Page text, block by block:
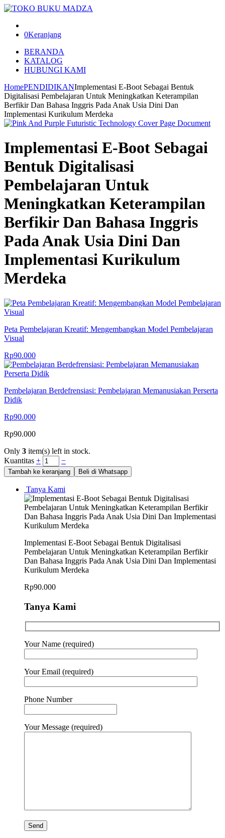
0Keranjang
BERANDA
KATALOG
HUBUNGI KAMI
HomePENDIDIKANImplementasi E-Boot Sebagai Bentuk
Digitalisasi Pembelajaran Untuk Meningkatkan Keterampilan
Berfikir Dan Bahasa Inggris Pada Anak Usia Dini Dan
Implementasi Kurikulum Merdeka
Implementasi E-Boot Sebagai
Bentuk Digitalisasi
Pembelajaran Untuk
Meningkatkan Keterampilan
Berfikir Dan Bahasa Inggris
Pada Anak Usia Dini Dan
Implementasi Kurikulum
Merdeka
Peta Pembelajaran Kreatif: Mengembangkan Model Pembelajaran
Visual
Rp90.000
Pembelajaran Berdefrensiasi: Pembelajaran Memanusiakan Perserta
Didik
Rp90.000
Rp90.000
Only 3 item(s) left in stock.
Kuantitas + −
Tambah ke keranjang Beli di Whatsapp
Tanya Kami
Implementasi E-Boot Sebagai Bentuk Digitalisasi
Pembelajaran Untuk Meningkatkan Keterampilan Berfikir
Dan Bahasa Inggris Pada Anak Usia Dini Dan Implementasi
Kurikulum Merdeka
Rp90.000
Tanya Kami
Your Name (required)
Your Email (required)
Phone Number
Your Message (required)